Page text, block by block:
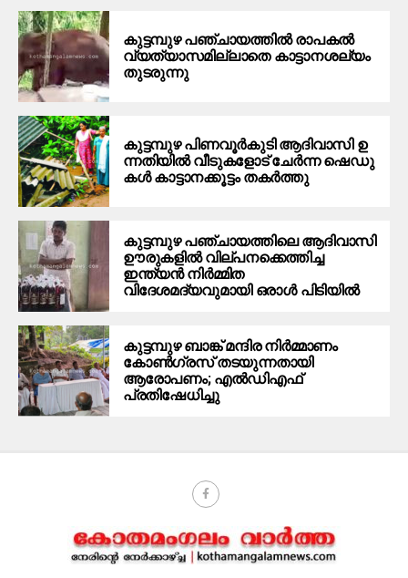
കുട്ടമ്പുഴ പഞ്ചായത്തില്‍ രാപകല്‍
വ്യത്യാസമില്ലാതെ കാട്ടാനശല്യം
തുടരുന്നു
കു​ട്ട​മ്പു​ഴ പി​ണ​വൂ​ര്‍​കു​ടി ആ​ദി​വാ​സി ഉ​
ന്ന​തി​യി​ല്‍ വീ​ടു​ക​ളോ​ട് ചേ​ര്‍​ന്ന ഷെ​ഡു​
ക​ള്‍ കാ​ട്ടാ​ന​ക്കൂ​ട്ടം ത​ക​ര്‍​ത്തു
കുട്ടമ്പുഴ പഞ്ചായത്തിലെ ആദിവാസി
ഊരുകളിൽ വില്പനക്കെത്തിച്ച
ഇന്ത്യൻ നിർമ്മിത
വിദേശമദ്യവുമായി ഒരാൾ പിടിയിൽ
കുട്ടമ്പുഴ ബാങ്ക് മന്ദിര നിർമ്മാണം
കോണ്‍ഗ്രസ് തടയുന്നതായി
ആരോപണം; എൽഡിഎഫ്
പ്രതിഷേധിച്ചു